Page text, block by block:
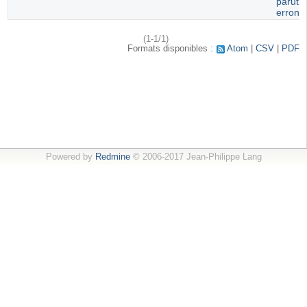
erroné
(1-1/1)
Formats disponibles :
Atom CSV PDF
Powered by Redmine© 2006-2017 Jean-Philippe Lang